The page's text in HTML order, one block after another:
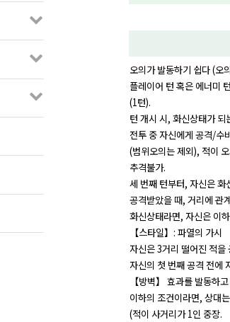
오의가 발동하기 쉽다 (오
플레이어 턴 혹은 에너미
(1턴).
턴 개시 시, 화신상태가
전투 중 자신에게 공격/수
(범위오의는 제외), 적이
추격불가.
세 번째 턴부터, 자신은 화
공격받았을 때, 거리에 관
화신상태라면, 자신은 이
【스타일】: 파열의 가시
자신은 3거리 떨어진 적을
자신의 첫 번째 공격 전에
【방벽】 효과를 발동하
이하의 조건이라면, 상대
(적이 사거리가 1인 중장.